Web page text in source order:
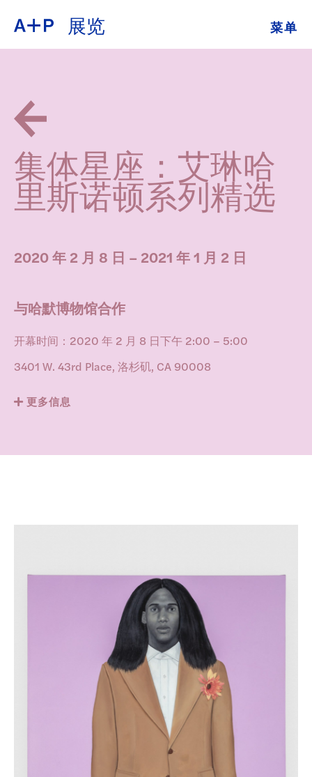
展览 菜单
关于
教育
培养青年
展览
公共项目
捐
ENGLISH
ESPAÑOL
普通话
日本語
集体星座：艾琳哈
里斯诺顿系列精选
2020 年 2 月 8 日 – 2021 年 1 月 2 日
与哈默博物馆合作
开幕时间：2020 年 2 月 8 日下午 2:00 – 5:00
3401 W. 43rd Place, 洛杉矶, CA 90008
更多信息